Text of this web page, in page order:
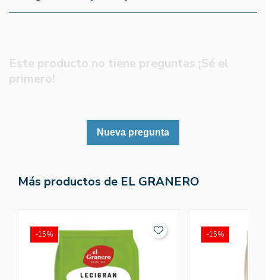
Este producto no tiene preguntas ¡Sé el
primero!
Nueva pregunta
Más productos de EL GRANERO
-15% -15%